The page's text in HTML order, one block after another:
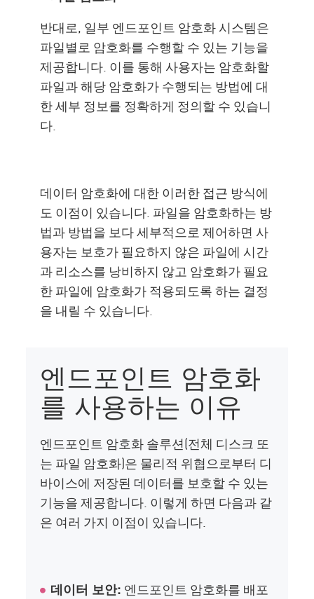
반대로, 일부 엔드포인트 암호화 시스템은
파일별로 암호화를 수행할 수 있는 기능을
제공합니다. 이를 통해 사용자는 암호화할
파일과 해당 암호화가 수행되는 방법에 대
한 세부 정보를 정확하게 정의할 수 있습니
다.
데이터 암호화에 대한 이러한 접근 방식에
도 이점이 있습니다. 파일을 암호화하는 방
법과 방법을 보다 세부적으로 제어하면 사
용자는 보호가 필요하지 않은 파일에 시간
과 리소스를 낭비하지 않고 암호화가 필요
한 파일에 암호화가 적용되도록 하는 결정
을 내릴 수 있습니다.
엔드포인트 암호화
를 사용하는 이유
엔드포인트 암호화 솔루션(전체 디스크 또
는 파일 암호화)은 물리적 위협으로부터 디
바이스에 저장된 데이터를 보호할 수 있는
기능을 제공합니다. 이렇게 하면 다음과 같
은 여러 가지 이점이 있습니다.
데이터 보안: 엔드포인트 암호화를 배포